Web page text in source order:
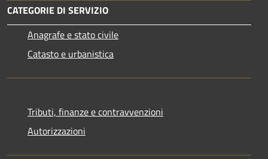
CATEGORIE DI SERVIZIO
Anagrafe e stato civile
Catasto e urbanistica
Tributi, finanze e contravvenzioni
Autorizzazioni